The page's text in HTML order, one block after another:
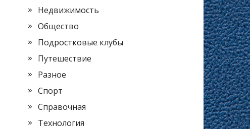
Недвижимость
Общество
Подростковые клубы
Путешествие
Разное
Спорт
Справочная
Технология